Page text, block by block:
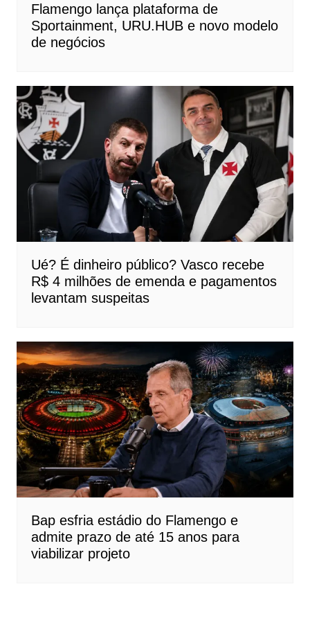
Flamengo lança plataforma de
Sportainment, URU.HUB e novo modelo
de negócios
Ué? É dinheiro público? Vasco recebe
R$ 4 milhões de emenda e pagamentos
levantam suspeitas
Bap esfria estádio do Flamengo e
admite prazo de até 15 anos para
viabilizar projeto